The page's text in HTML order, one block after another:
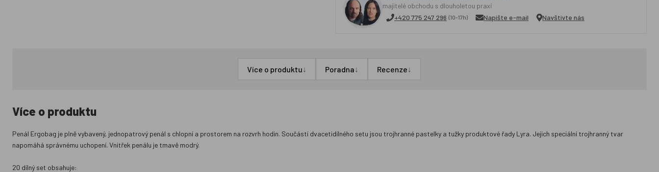
majitelé obchodu s dlouholetou praxí
+420 775 247 296 (10-17h) Napište e-mail Navštivte nás
Více o produktu↓ Poradna↓ Recenze↓
Více o produktu
Penál Ergobag je plně vybavený, jednopatrový penál s chlopní a prostorem na rozvrh hodin. Součástí dvacetidílného setu jsou trojhranné pastelky a tužky produktové řady Lyra. Jejich speciální trojhranný tvar
napomáhá správnému uchopení. Vnitřek penálu je tmavě modrý.
20 dílný set obsahuje: